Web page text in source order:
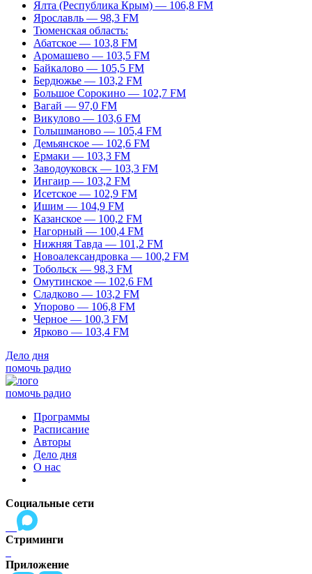
Ялта (Республика Крым) — 106,8 FM
Ярославль — 98,3 FM
Тюменская область:
Абатское — 103,8 FM
Аромашево — 103,5 FM
Байкалово — 105,5 FM
Бердюжье — 103,2 FM
Большое Сорокино — 102,7 FM
Вагай — 97,0 FM
Викулово — 103,6 FM
Голышманово — 105,4 FM
Демьянское — 102,6 FM
Ермаки — 103,3 FM
Заводоуковск — 103,3 FM
Ингаир — 103,2 FM
Исетское — 102,9 FM
Ишим — 104,9 FM
Казанское — 100,2 FM
Нагорный — 100,4 FM
Нижняя Тавда — 101,2 FM
Новоалександровка — 100,2 FM
Тобольск — 98,3 FM
Омутинское — 102,6 FM
Сладково — 103,2 FM
Упорово — 106,8 FM
Черное — 100,3 FM
Ярково — 103,4 FM
Дело дня
помочь радио
помочь радио
Программы
Расписание
Авторы
Дело дня
О нас
Социальные сети
Стриминги
Приложение